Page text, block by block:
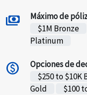
payments
Máximo de
$1M Bronze
Platinum
paid
Opciones de
$250 to $10K
Gold
$100